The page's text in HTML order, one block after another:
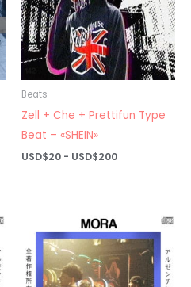
Beats
Zell + Che + Prettifun Type
Beat – «SHEIN»
USD$20 - USD$200Rango
USD$200